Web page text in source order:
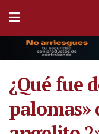
¿Qué fue
palomas»